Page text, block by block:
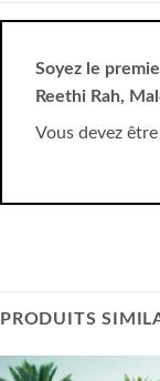
Soyez le
Reethi Rah,
Vous devez être
PRODUITS